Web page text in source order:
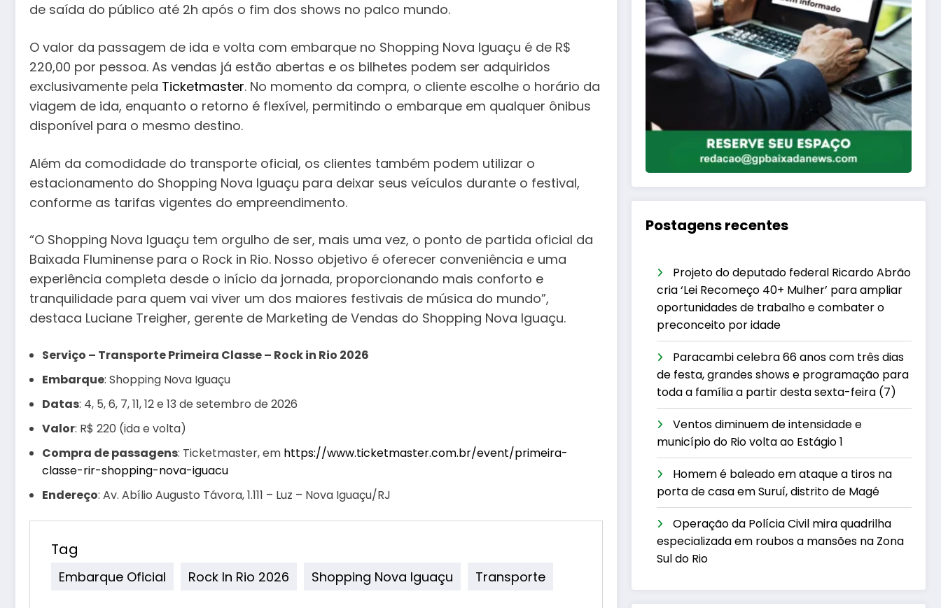
de saída do público até 2h após o fim dos shows no palco mundo.
O valor da passagem de ida e volta com embarque no Shopping Nova Iguaçu é de R$
220,00 por pessoa. As vendas já estão abertas e os bilhetes podem ser adquiridos
exclusivamente pela Ticketmaster. No momento da compra, o cliente escolhe o horário da
viagem de ida, enquanto o retorno é flexível, permitindo o embarque em qualquer ônibus
disponível para o mesmo destino.
Além da comodidade do transporte oficial, os clientes também podem utilizar o
estacionamento do Shopping Nova Iguaçu para deixar seus veículos durante o festival,
conforme as tarifas vigentes do empreendimento.
“O Shopping Nova Iguaçu tem orgulho de ser, mais uma vez, o ponto de partida oficial da
Baixada Fluminense para o Rock in Rio. Nosso objetivo é oferecer conveniência e uma
experiência completa desde o início da jornada, proporcionando mais conforto e
tranquilidade para quem vai viver um dos maiores festivais de música do mundo”,
destaca Luciane Treigher, gerente de Marketing de Vendas do Shopping Nova Iguaçu.
Serviço – Transporte Primeira Classe – Rock in Rio 2026
Embarque: Shopping Nova Iguaçu
Datas: 4, 5, 6, 7, 11, 12 e 13 de setembro de 2026
Valor: R$ 220 (ida e volta)
Compra de passagens: Ticketmaster, em https://www.ticketmaster.com.br/event/primeira-
classe-rir-shopping-nova-iguacu
Endereço: Av. Abílio Augusto Távora, 1.111 – Luz – Nova Iguaçu/RJ
Tag
Embarque Oficial Rock In Rio 2026 Shopping Nova Iguaçu Transporte
Postagens recentes
Projeto do deputado federal Ricardo Abrão
cria ‘Lei Recomeço 40+ Mulher’ para ampliar
oportunidades de trabalho e combater o
preconceito por idade
Paracambi celebra 66 anos com três dias
de festa, grandes shows e programação para
toda a família a partir desta sexta-feira (7)
Ventos diminuem de intensidade e
município do Rio volta ao Estágio 1
Homem é baleado em ataque a tiros na
porta de casa em Suruí, distrito de Magé
Operação da Polícia Civil mira quadrilha
especializada em roubos a mansões na Zona
Sul do Rio